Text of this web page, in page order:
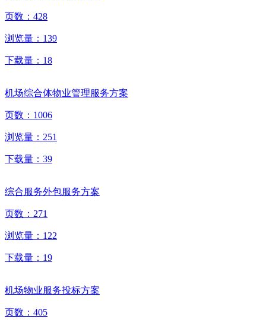
页数： 428
浏览量： 139
下载量： 18
机场综合体物业管理服务方案
页数： 1006
浏览量： 251
下载量： 39
综合服务外包服务方案
页数： 271
浏览量： 122
下载量： 19
机场物业服务投标方案
页数： 405